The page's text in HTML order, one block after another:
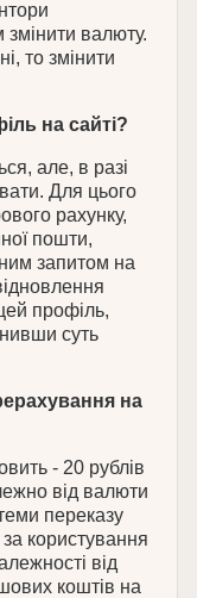
валюту.
то змінити
на сайті?
але, в разі
Для цього
рахунку,
пошти,
запитом на
профіль,
суть
на
- 20 рублів
від валюти
переказу
користування
від
коштів на